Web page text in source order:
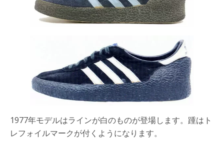
1977年モデルはラインが白のものが登場します。踵はト
レフォイルマークが付くようになります。